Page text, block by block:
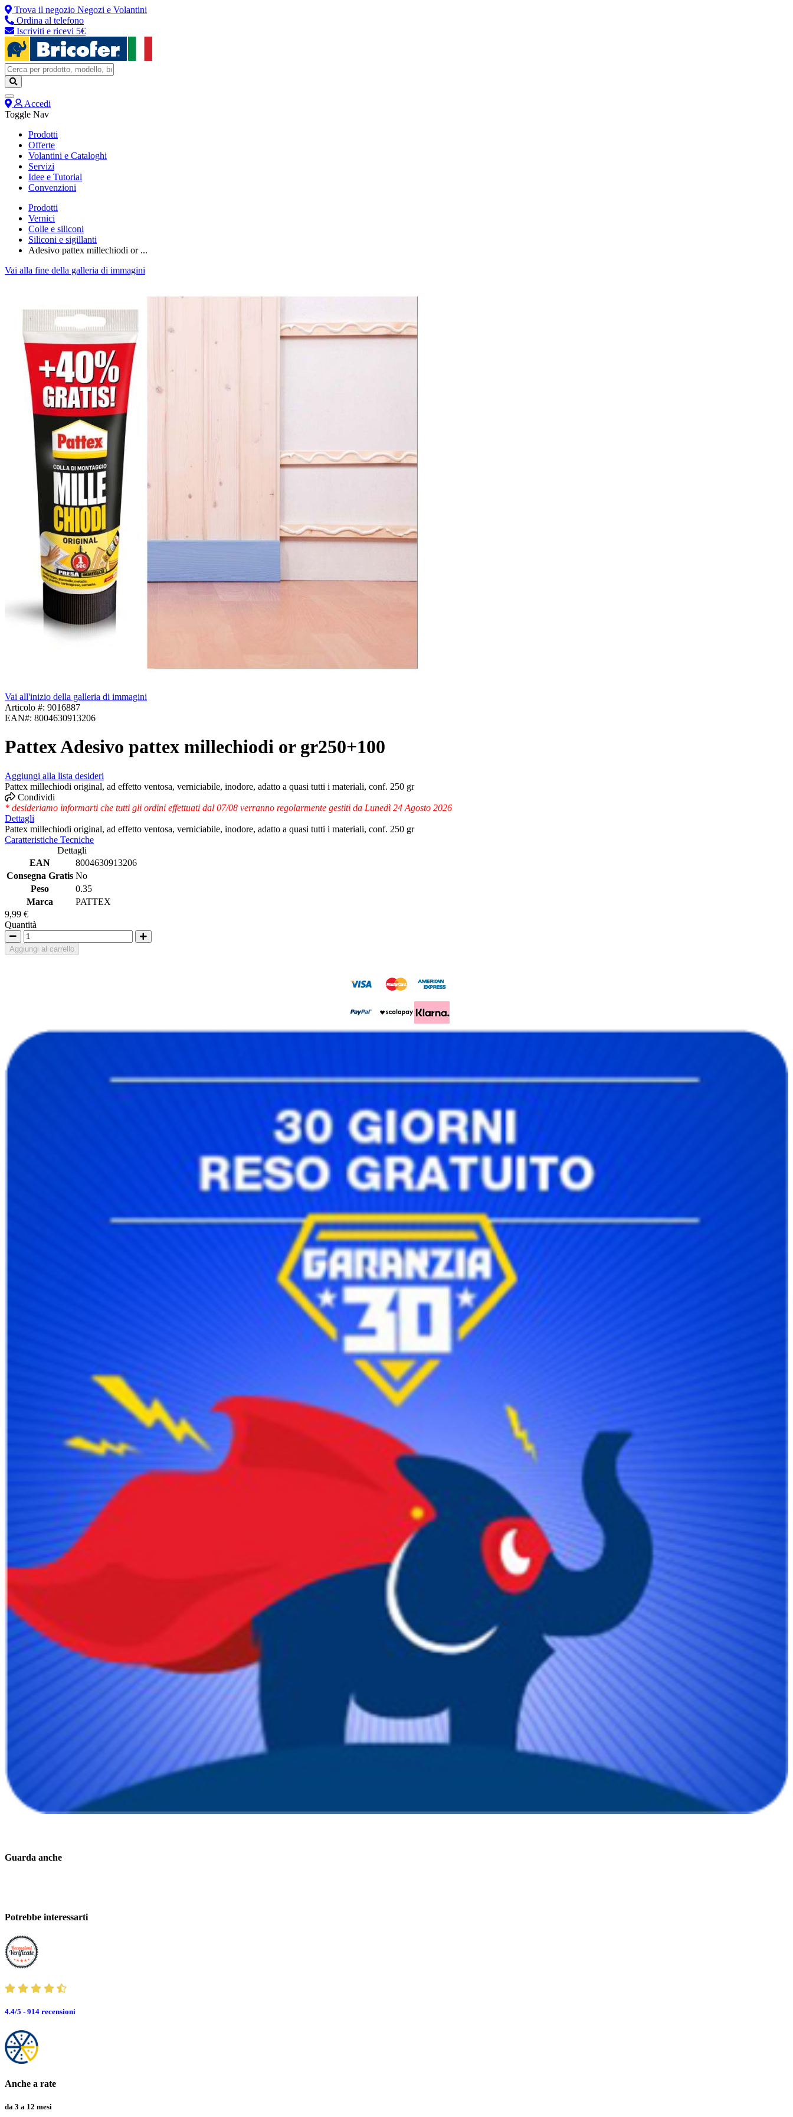
Trova il negozio Negozi e Volantini
Ordina al telefono
Iscriviti e ricevi 5€
Accedi
Toggle Nav
Prodotti
Offerte
Volantini e Cataloghi
Servizi
Idee e Tutorial
Convenzioni
Prodotti
Vernici
Colle e siliconi
Siliconi e sigillanti
Adesivo pattex millechiodi or ...
Vai alla fine della galleria di immagini
Vai all'inizio della galleria di immagini
Articolo #: 9016887
EAN#: 8004630913206
Pattex Adesivo pattex millechiodi or gr250+100
Aggiungi alla lista desideri
Pattex millechiodi original, ad effetto ventosa, verniciabile, inodore, adatto a quasi tutti i materiali, conf. 250 gr
Condividi
* desideriamo informarti che tutti gli ordini effettuati dal 07/08 verranno regolarmente gestiti da Lunedì 24 Agosto 2026
Dettagli
Pattex millechiodi original, ad effetto ventosa, verniciabile, inodore, adatto a quasi tutti i materiali, conf. 250 gr
Caratteristiche Tecniche
Dettagli
EAN
8004630913206
Consegna Gratis No
Peso
0.35
Marca
PATTEX
9,99 €
Quantità
Aggiungi al carrello
Guarda anche
Potrebbe interessarti
4.4/5 - 914 recensioni
Anche a rate
da 3 a 12 mesi